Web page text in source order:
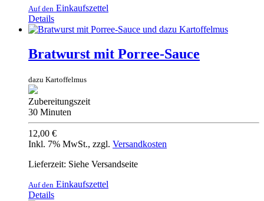
Auf den Einkaufszettel
Details
Bratwurst mit Porree-Sauce
dazu Kartoffelmus
Zubereitungszeit
30 Minuten
12,00 €
Inkl. 7% MwSt., zzgl. Versandkosten
Lieferzeit: Siehe Versandseite
Auf den Einkaufszettel
Details